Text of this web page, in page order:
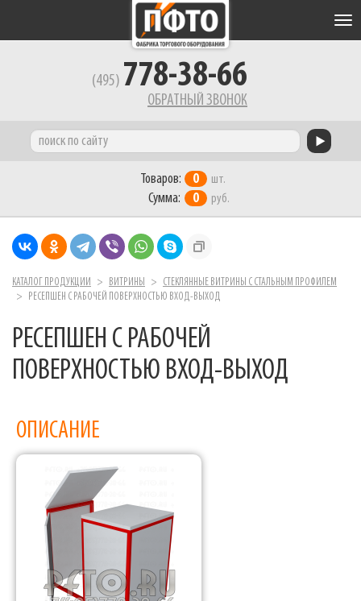
(495) 778-38-66
ОБРАТНЫЙ ЗВОНОК
Товаров: 0 шт.
Сумма: 0 руб.
КАТАЛОГ ПРОДУКЦИИ ВИТРИНЫ
СТЕКЛЯННЫЕ ВИТРИНЫ С СТАЛЬНЫМ ПРОФИЛЕМ
РЕСЕПШЕН С РАБОЧЕЙ ПОВЕРХНОСТЬЮ ВХОД-ВЫХОД
РЕСЕПШЕН С РАБОЧЕЙ
ПОВЕРХНОСТЬЮ ВХОД-ВЫХОД
ОПИСАНИЕ